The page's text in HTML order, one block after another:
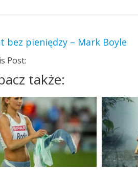
bez pieniędzy – Mark Boyle
Post:
także: